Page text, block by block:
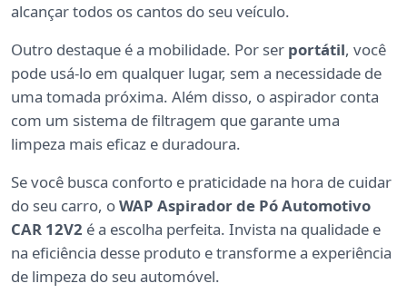
alcançar todos os cantos do seu veículo.
Outro destaque é a mobilidade. Por ser portátil, você
pode usá-lo em qualquer lugar, sem a necessidade de
uma tomada próxima. Além disso, o aspirador conta
com um sistema de filtragem que garante uma
limpeza mais eficaz e duradoura.
Se você busca conforto e praticidade na hora de cuidar
do seu carro, oWAP Aspirador de Pó Automotivo
CAR 12V2 é a escolha perfeita. Invista na qualidade e
na eficiência desse produto e transforme a experiência
de limpeza do seu automóvel.